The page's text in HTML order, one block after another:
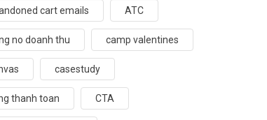
cart emails ATC
no doanh thu camp valentines
casestudy
thanh toan CTA